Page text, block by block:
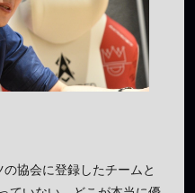
協会に登録したチームと